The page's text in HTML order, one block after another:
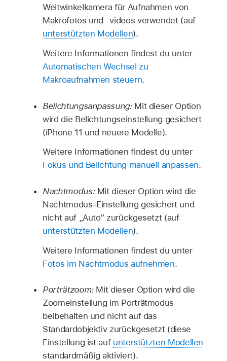
Weitwinkelkamera für Aufnahmen von
Makrofotos und -videos verwendet (auf
unterstützten Modellen).
Weitere Informationen findest du unter
Automatischen Wechsel zu
Makroaufnahmen steuern.
Belichtungsanpassung:Mit dieser Option
wird die Belichtungseinstellung gesichert
(iPhone 11 und neuere Modelle).
Weitere Informationen findest du unter
Fokus und Belichtung manuell anpassen.
Nachtmodus:Mit dieser Option wird die
Nachtmodus-Einstellung gesichert und
nicht auf „Auto“ zurückgesetzt (auf
unterstützten Modellen).
Weitere Informationen findest du unter
Fotos im Nachtmodus aufnehmen.
Porträtzoom:Mit dieser Option wird die
Zoomeinstellung im Porträtmodus
beibehalten und nicht auf das
Standardobjektiv zurückgesetzt (diese
Einstellung ist auf unterstützten Modellen
standardmäßig aktiviert).